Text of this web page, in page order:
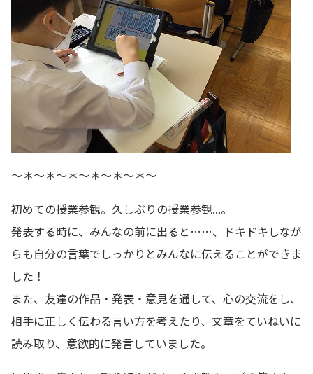
～＊～＊～＊～＊～＊～＊～
初めての授業参観。久しぶりの授業参観...。
発表する時に、みんなの前に出ると……、ドキドキしなが
らも自分の言葉でしっかりとみんなに伝えることができま
した！
また、友達の作品・発表・意見を通して、心の交流をし、
相手に正しく伝わる言い方を考えたり、文章をていねいに
読み取り、意欲的に発言していました。